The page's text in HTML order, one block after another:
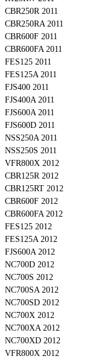
CBR250R 2011
CBR250RA 2011
CBR600F 2011
CBR600FA 2011
FES125 2011
FES125A 2011
FJS400 2011
FJS400A 2011
FJS600A 2011
FJS600D 2011
NSS250A 2011
NSS250S 2011
VFR800X 2012
CBR125R 2012
CBR125RT 2012
CBR600F 2012
CBR600FA 2012
FES125 2012
FES125A 2012
FJS600A 2012
NC700D 2012
NC700S 2012
NC700SA 2012
NC700SD 2012
NC700X 2012
NC700XA 2012
NC700XD 2012
VFR800X 2012